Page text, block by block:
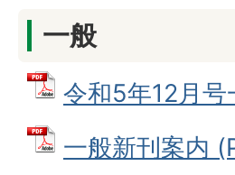
一般
令和5年12月
一般新刊案内